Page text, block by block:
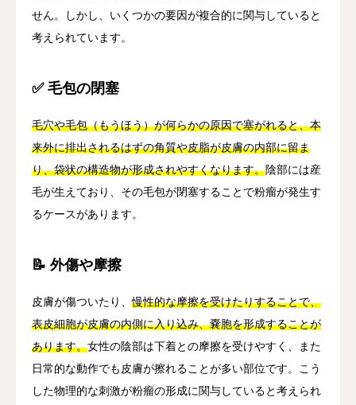
せん。しかし、いくつかの要因が複合的に関与していると
考えられています。
✅ 毛包の閉塞
毛穴や毛包（もうほう）が何らかの原因で塞がれると、本
来外に排出されるはずの角質や皮脂が皮膚の内部に留ま
り、袋状の構造物が形成されやすくなります。陰部には産
毛が生えており、その毛包が閉塞することで粉瘤が発生す
るケースがあります。
📝 外傷や摩擦
皮膚が傷ついたり、慢性的な摩擦を受けたりすることで、
表皮細胞が皮膚の内側に入り込み、嚢胞を形成することが
あります。女性の陰部は下着との摩擦を受けやすく、また
日常的な動作でも皮膚が擦れることが多い部位です。こう
した物理的な刺激が粉瘤の形成に関与していると考えられ